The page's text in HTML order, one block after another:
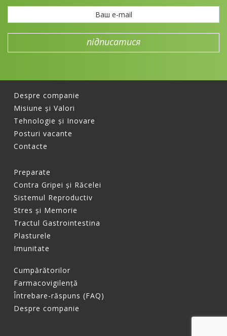
Despre companie
Misiune și Valori
Tehnologie și Inovare
Posturi vacante
Contacte
Preparate
Contra Gripei și Răcelei
Sistemul Reproductiv
Stres și Memorie
Tractul Gastrointestina
Plasturele
Imunitate
Cumpărătorilor
Farmacovigilență
Întrebare-răspuns (FAQ)
Despre companie